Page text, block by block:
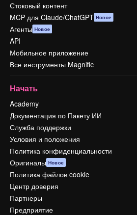
Стоковый контент
MCP для Claude/ChatGPT Новое
Агенты Новое
API
Мобильное приложение
Все инструменты Magnific
Начать
Academy
Документация по Пакету ИИ
Служба поддержки
Условия и положения
Политика конфиденциальности
Оригиналы Новое
Политика файлов cookie
Центр доверия
Партнеры
Предприятие